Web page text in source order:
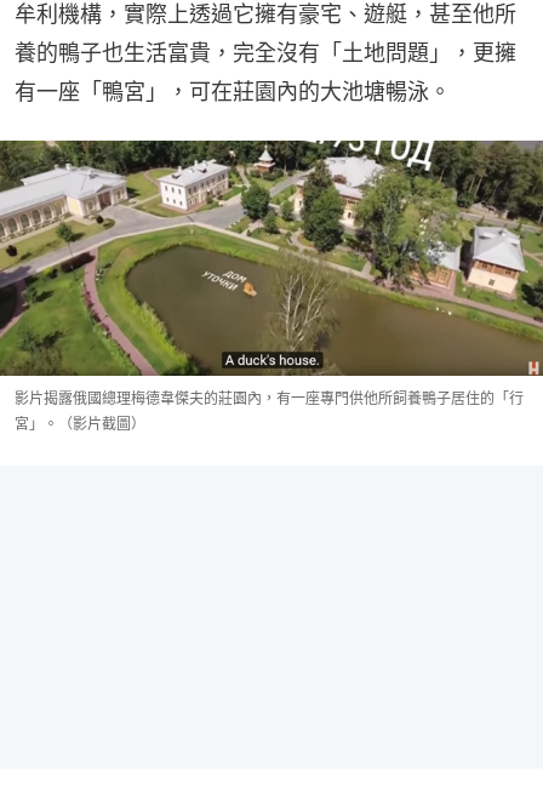
牟利機構，實際上透過它擁有豪宅、遊艇，甚至他所
養的鴨子也生活富貴，完全沒有「土地問題」，更擁
有一座「鴨宮」，可在莊園內的大池塘暢泳。
影片揭露俄國總理梅德韋傑夫的莊園內，有一座專門供他所飼養鴨子居住的「行
宮」。（影片截圖）